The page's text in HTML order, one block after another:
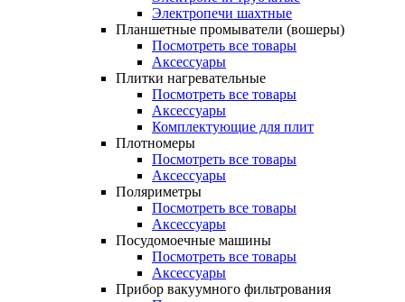
Электропечи шахтные
Планшетные промыватели (вошеры)
Посмотреть все товары
Аксессуары
Плитки нагревательные
Посмотреть все товары
Аксессуары
Комплектующие для плит
Плотномеры
Посмотреть все товары
Аксессуары
Поляриметры
Посмотреть все товары
Аксессуары
Посудомоечные машины
Посмотреть все товары
Аксессуары
Прибор вакуумного фильтрования